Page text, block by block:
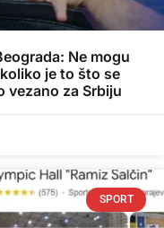
Ne mogu
je to što se
vezano za Srbiju
SPORT